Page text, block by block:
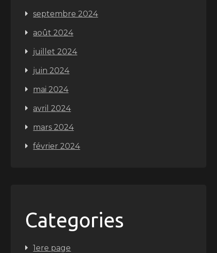
septembre 2024
août 2024
juillet 2024
juin 2024
mai 2024
avril 2024
mars 2024
février 2024
Categories
1ere page